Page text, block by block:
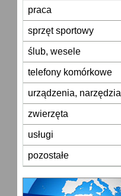
praca
sprzęt sportowy
ślub, wesele
telefony komórkowe
urządzenia, narzędzia
zwierzęta
usługi
pozostałe